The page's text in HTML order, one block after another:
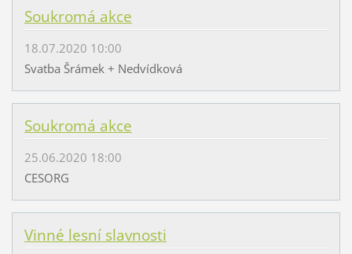
Soukromá akce
18.07.2020 10:00
Svatba Šrámek + Nedvídková
Soukromá akce
25.06.2020 18:00
CESORG
Vinné lesní slavnosti